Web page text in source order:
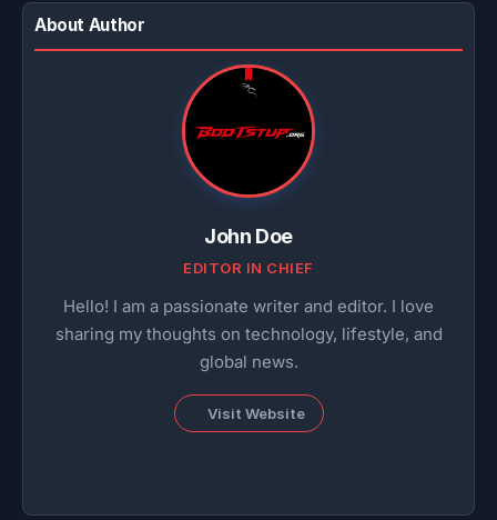
About Author
John Doe
EDITOR IN CHIEF
Hello! I am a passionate writer and editor. I love
sharing my thoughts on technology, lifestyle, and
global news.
Visit Website